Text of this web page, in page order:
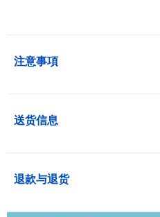
注意事項
送货信息
退款与退货